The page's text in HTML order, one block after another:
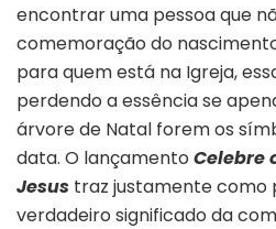
encontrar uma pessoa que
comemoração do
para quem está na Igreja,
perdendo a essência se
árvore de Natal forem os
data. O lançamento Celebre
Jesus traz justamente
verdadeiro significado da